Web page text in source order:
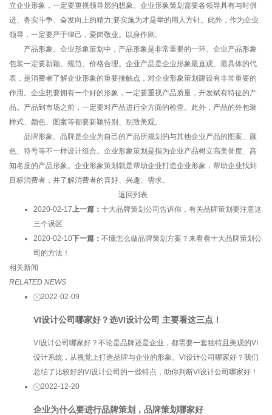
立企业形象，一定要重视领导层的想象。企业形象策划需要各领导具有与时俱
进、务实斗争、奋发向上的精力;要实施为才是举的用人方针。此外，作为企业
领导，一定要严于律己，爱岗敬业。以身作则。
产品形象。企业形象策划中，产品形象是非常重要的一环。企业产品形象
包装一定要新颖、规范、价格合理。企业产品是企业形象最直观、最具体的代
表，是消费者了解企业形象的重要接触点，对企业形象策划建设有非常重要的
作用。企业想要拥有一个好的形象，一定要重视产品质量，开发赋有特征的产
品。产品到市场之前，一定要对产品进行全方面的检查。此外，产品的外包装
样式、颜色、图案等都要新颖特别、别致美观。
品牌形象。品牌是企业为自己的产品所规划的与其他企业产品的图案、颜
色、符号等不一样设计组合。企业形象策划是指为企业产品树立高美誉度、高
知名度的产品形象。企业形象策划就是帮助企业打造企业形象，帮助企业找到
目标消费者，并了解消费者的喜好、兴趣、需求。
返回列表
2020-02-17上一篇： 十大品牌策划公司告诉你，有关品牌策划要注意这
三个误区
2020-02-10下一篇： 不懂怎么做品牌策划方案？来看看十大品牌策划公
司的方法！
相关新闻
RELATED NEWS
2022-02-09
VI设计公司哪家好？选VI设计公司 主要看这三点！
VI设计公司哪家好？不论是品牌还是企业，都需要一套独特且美观的VI
设计系统，从视觉上打造品牌与企业的形象。VI设计公司哪家好？我们
总结了比较好的VI设计公司的一些特点，助你判断VI设计公司哪家好！
2022-12-20
企业为什么要进行品牌策划，品牌策划哪家好